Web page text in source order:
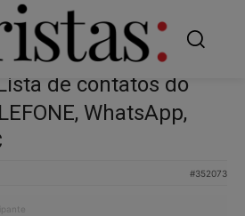
de contatos do
WhatsApp,
#352073